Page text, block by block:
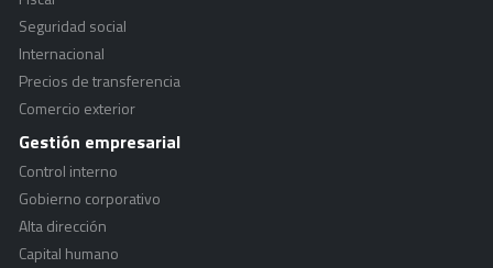
Seguridad social
Internacional
Precios de transferencia
Comercio exterior
Gestión empresarial
Control interno
Gobierno corporativo
Alta dirección
Capital humano